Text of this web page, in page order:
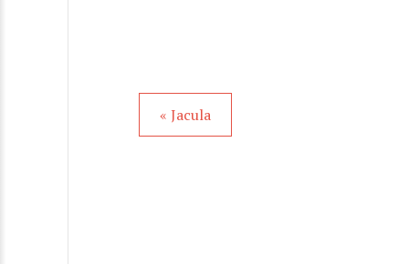
« Jacula